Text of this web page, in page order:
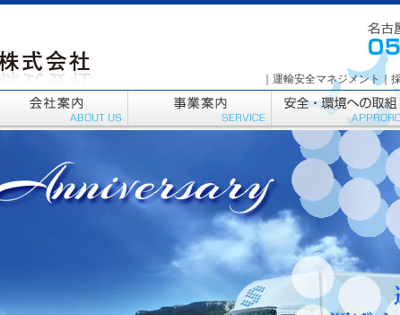
運輸安全マネジメント ｜